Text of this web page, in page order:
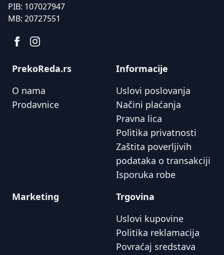
PIB: 107027947
MB: 20727551
PrekoReda.rs
O nama
Prodavnice
Informacije
Uslovi poslovanja
Načini plaćanja
Pravna lica
Politika privatnosti
Zaštita poverljivih
podataka o transakciji
Isporuka robe
Marketing
Trgovina
Uslovi kupovine
Politika reklamacija
Povraćaj sredstava